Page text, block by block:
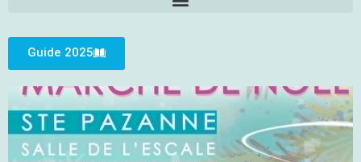
Guide 2025